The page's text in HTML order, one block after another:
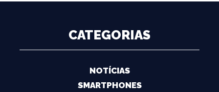
CATEGORIAS
NOTÍCIAS
SMARTPHONES